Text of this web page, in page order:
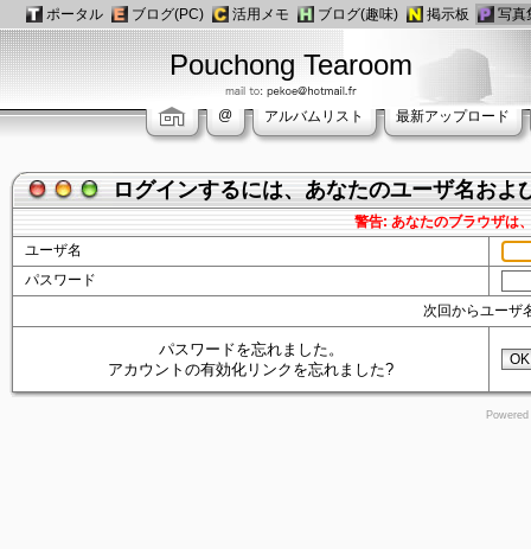
Pouchong Tearoom
@ アルバムリスト 最新アップロード
ログインするには、あなたのユーザ名およ
警告: あなたのブラウザは
ユーザ名
パスワード
次回からユーザ
パスワードを忘れました。
アカウントの有効化リンクを忘れました?
OK
ポータル ブログ(PC) 活用メモ ブログ(趣味) 掲示板 写真